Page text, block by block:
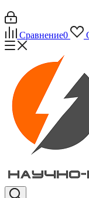
Сравнение0